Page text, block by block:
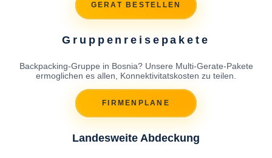
GERAT BESTELLEN
Gruppenreisepakete
Backpacking-Gruppe in Bosnia? Unsere Multi-Gerate-Pakete
ermoglichen es allen, Konnektivitatskosten zu teilen.
FIRMENPLANE
Landesweite Abdeckung